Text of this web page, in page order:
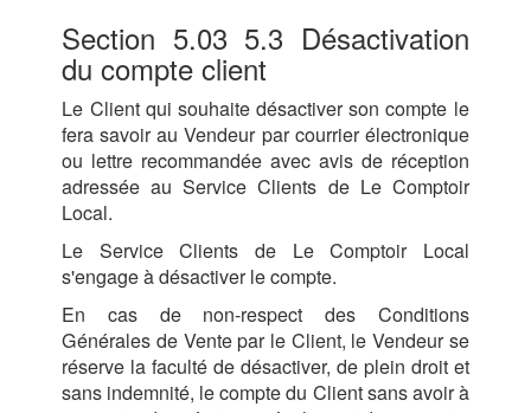
Section 5.03 5.3 Désactivation
du compte client
Le Client qui souhaite désactiver son compte le
fera savoir au Vendeur par courrier électronique
ou lettre recommandée avec avis de réception
adressée au Service Clients de Le Comptoir
Local.
Le Service Clients de Le Comptoir Local
s'engage à désactiver le compte.
En cas de non-respect des Conditions
Générales de Vente par le Client, le Vendeur se
réserve la faculté de désactiver, de plein droit et
sans indemnité, le compte du Client sans avoir à